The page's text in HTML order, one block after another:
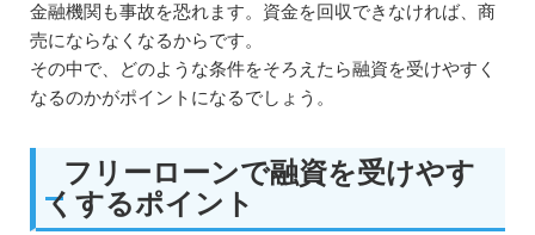
金融機関も事故を恐れます。資金を回収できなければ、商
売にならなくなるからです。
その中で、どのような条件をそろえたら融資を受けやすく
なるのかがポイントになるでしょう。
フリーローンで融資を受けやす
くするポイント